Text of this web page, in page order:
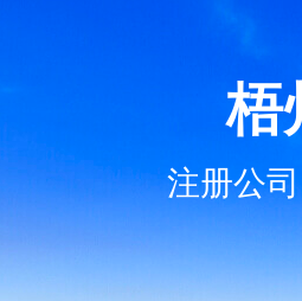
梧
注册公